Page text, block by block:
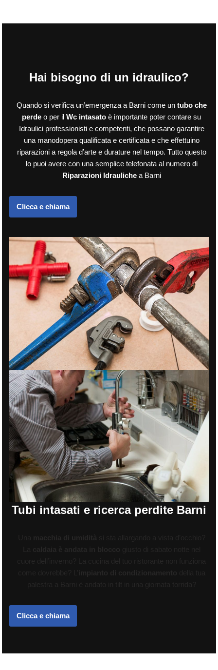
Hai bisogno di un idraulico?
Quando si verifica un’emergenza a Barni come un tubo che
perde o per il Wc intasato è importante poter contare su
Idraulici professionisti e competenti, che possano garantire
una manodopera qualificata e certificata e che effettuino
riparazioni a regola d’arte e durature nel tempo. Tutto questo
lo puoi avere con una semplice telefonata al numero di
Riparazioni Idraulichea Barni
Clicca e chiama
Tubi intasati e ricerca perdite Barni
Clicca e chiama